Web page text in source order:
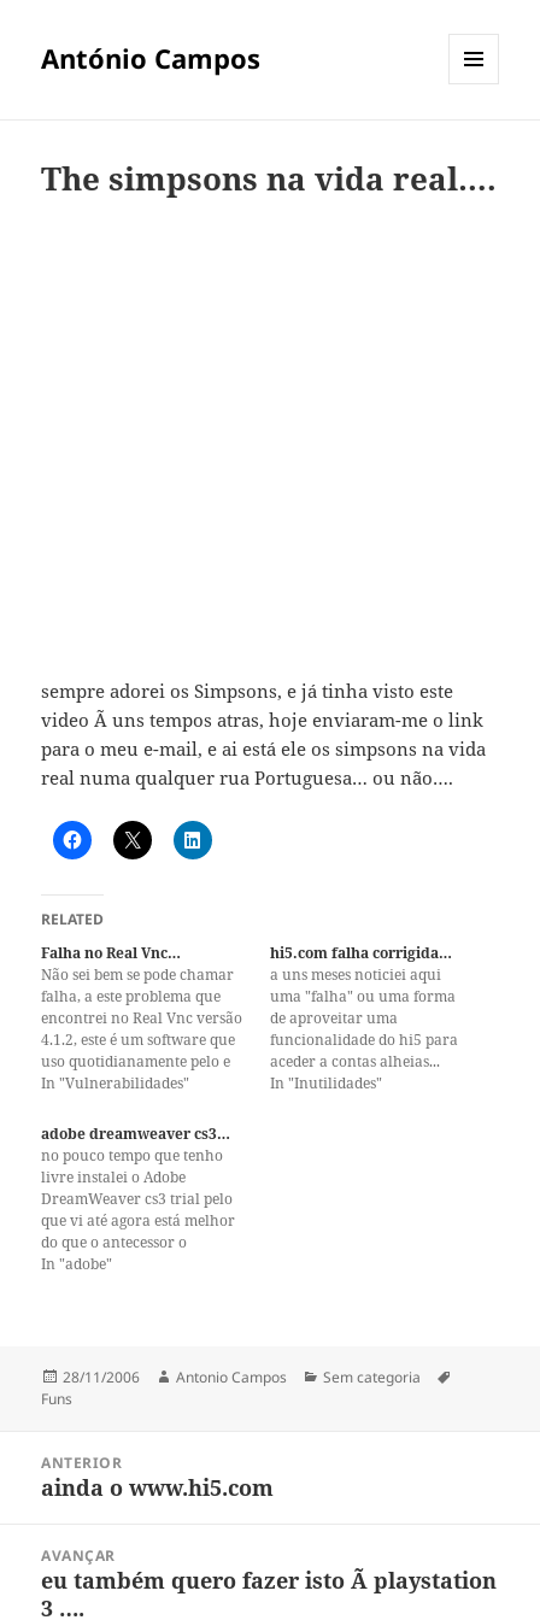
António Campos
The simpsons na vida real….
sempre adorei os Simpsons, e já tinha visto este
video Ã uns tempos atras, hoje enviaram-me o link
para o meu e-mail, e ai está ele os simpsons na vida
real numa qualquer rua Portuguesa… ou não….
RELATED
Falha no Real Vnc…
Não sei bem se pode chamar
falha, a este problema que
encontrei no Real Vnc versão
4.1.2, este é um software que
uso quotidianamente pelo e
para ter maior segurança
complexas, o que descobri é
que por muito extenssa que a
password seja extenssa o VNC
só…
In "Vulnerabilidades"
hi5.com falha corrigida…
a uns meses noticiei aqui
uma "falha" ou uma forma
de aproveitar uma
funcionalidade do hi5 para
aceder a contas alheias...
neste site é possivel embeber
In "Inutilidades"
adobe dreamweaver cs3…
no pouco tempo que tenho
livre instalei o Adobe
DreamWeaver cs3 trial pelo
que vi até agora está melhor
do que o antecessor o
Macromedia DreamWeaver
dinamicas no meu caso php,
…
In "adobe"
Publicado
a
28/11/2006 Autor
Antonio Campos Categorias
Sem categoria
Funs
artigos
ANTERIOR
Artigo
ainda o www.hi5.com
AVANÇAR
Artigo
seguinte:
eu também quero fazer isto Ã playstation
3 ….